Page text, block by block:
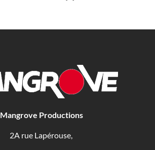
Mangrove Productions
2A rue Lapérouse,